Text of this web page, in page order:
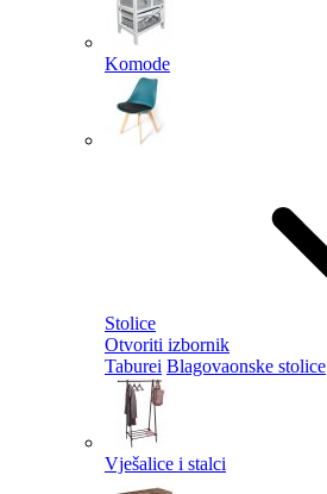
Komode
Stolice
Otvoriti izbornik
Taburei Blagovaonske stolice
Vješalice i stalci